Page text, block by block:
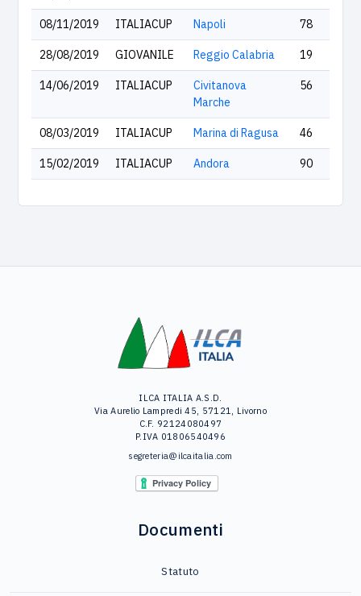
08/11/2019 ITALIACUP Napoli 78
28/08/2019 GIOVANILE Reggio Calabria 19
14/06/2019 ITALIACUP
Civitanova
Marche
56
08/03/2019 ITALIACUP Marina di Ragusa 46
15/02/2019 ITALIACUP Andora 90
ILCA ITALIA A.S.D.
Via Aurelio Lampredi 45, 57121, Livorno
C.F. 92124080497
P.IVA 01806540496
segreteria@ilcaitalia.com
Documenti
Statuto